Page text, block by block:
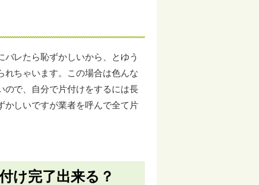
レたら恥ずかしいから、とゆう
ちゃいます。この場合は色んな
ので、自分で片付けをするには長
かしいですが業者を呼んで全て片
け完了出来る？